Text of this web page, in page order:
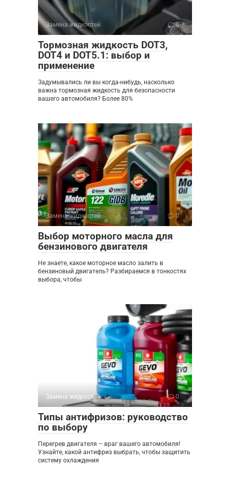
Замена жидкостей 0
Тормозная жидкость DOT3,
DOT4 и DOT5.1: выбор и
применение
Задумывались ли вы когда-нибудь, насколько
важна тормозная жидкость для безопасности
вашего автомобиля? Более 80%
Замена жидкостей 0
Выбор моторного масла для
бензинового двигателя
Не знаете, какое моторное масло залить в
бензиновый двигатель? Разбираемся в тонкостях
выбора, чтобы
Замена жидкостей 0
Типы антифризов: руководство
по выбору
Перегрев двигателя – враг вашего автомобиля!
Узнайте, какой антифриз выбрать, чтобы защитить
систему охлаждения